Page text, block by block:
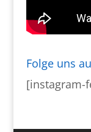
Folge uns
[instagram-